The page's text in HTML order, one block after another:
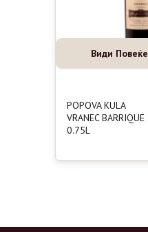
Види Повеќе
POPOVA KULA
VRANEC BARRIQUE
0.75L